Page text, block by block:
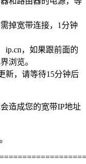
掉宽带连接，1分钟
ip.cn，如果跟前面的
浏览。
新，请等待15分钟后
造成您的宽带IP地址